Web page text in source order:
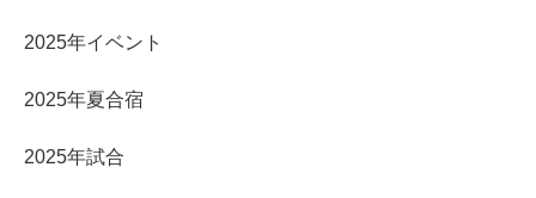
2025年イベント
2025年夏合宿
2025年試合